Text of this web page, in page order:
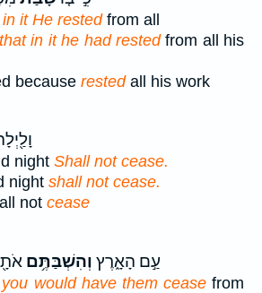
in it He restedfrom all
that in it he had restedfrom all his
because restedall his work
night Shall not cease.
night shall not cease.
not cease
עַ֣ם הָאָ֑רֶץ וְהִשְׁבַּתֶּ֥ם
would have them ceasefrom